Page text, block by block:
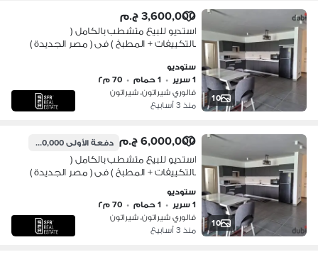
10
3,600,000 ج.م
استديو للبيع متشطب بالكامل (
بالتكييفات + المطبخ ) فى ( مصر الجديدة )
ستوديو
1 سرير
• 1 حمام • 70 م٢
فالوري شيراتون، شيراتون
منذ 3 أسابيع
10
6,000,000 ج.م دفعة الأولى600,000 ج.م
استديو للبيع متشطب بالكامل (
بالتكييفات + المطبخ ) فى ( مصر الجديدة )
ستوديو
1 سرير
• 1 حمام • 70 م٢
فالوري شيراتون، شيراتون
منذ 3 أسابيع